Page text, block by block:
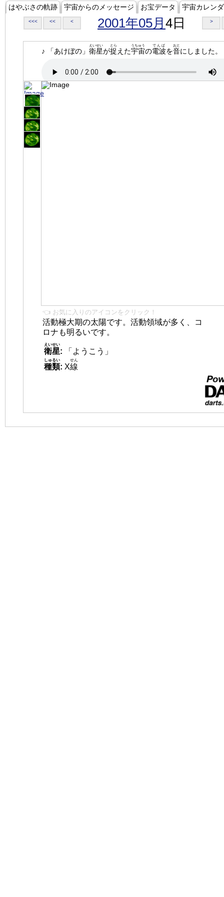
はやぶさの軌跡 宇宙からのメッセージ お宝データ 宇宙カレン
<<< << < 2001年05月 4日 >
♪ 「あけぼの」 衛星
えいせい
が捉
とら
えた宇宙
うちゅう
の電波
でんぱ
を音
おと
にしました。
👈 お気に入りのアイコンをクリック！
活動極大期の太陽です。活動領域が多く、コ
ロナも明るいです。
衛星
えいせい
:
「ようこう」
種類
しゅるい
: X線
せん